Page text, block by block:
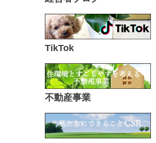
TikTok
不動産事業